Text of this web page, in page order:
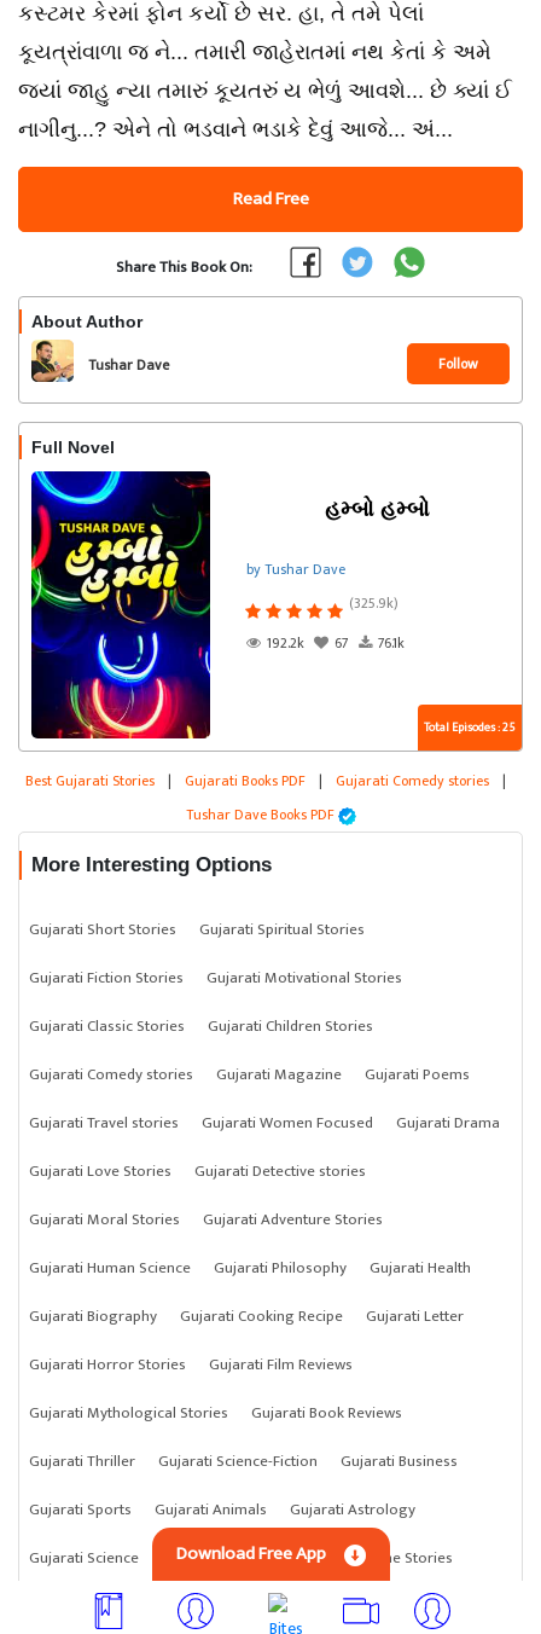
કસ્ટમર કેરમાં ફોન કર્યો છે સર. હા, તે તમે પેલાં
કૂયત્રાંવાળા જ ને... તમારી જાહેરાતમાં નથ કેતાં કે અમે
જ્યાં જાહુ ન્યા તમારું કૂયતરું ય ભેળું આવશે... છે ક્યાં ઈ
નાગીનુ...? એને તો ભડવાને ભડાકે દેવું આજે... અં...
Read Free
Share This Book On:
About Author
Tushar Dave Follow
Full Novel
હમ્બો હમ્બો
by Tushar Dave
(325.9k)
192.2k
67 76.1k
Total Episodes : 25
Best Gujarati Stories | Gujarati Books PDF | Gujarati Comedy stories |
Tushar Dave Books PDF
More Interesting Options
Gujarati Short Stories
Gujarati Spiritual Stories
Gujarati Fiction Stories
Gujarati Motivational Stories
Gujarati Classic Stories
Gujarati Children Stories
Gujarati Comedy stories
Gujarati Magazine
Gujarati Poems
Gujarati Travel stories
Gujarati Women Focused
Gujarati Drama
Gujarati Love Stories
Gujarati Detective stories
Gujarati Moral Stories
Gujarati Adventure Stories
Gujarati Human Science
Gujarati Philosophy
Gujarati Health
Gujarati Biography
Gujarati Cooking Recipe
Gujarati Letter
Gujarati Horror Stories
Gujarati Film Reviews
Gujarati Mythological Stories
Gujarati Book Reviews
Gujarati Thriller
Gujarati Science-Fiction
Gujarati Business
Gujarati Sports
Gujarati Animals
Gujarati Astrology
Gujarati Science
Gujarati Anything Gujarati Crime Stories
Download Free App